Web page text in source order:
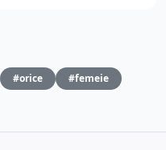
#orice
#femeie